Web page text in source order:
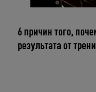
6 причин того,
результата от